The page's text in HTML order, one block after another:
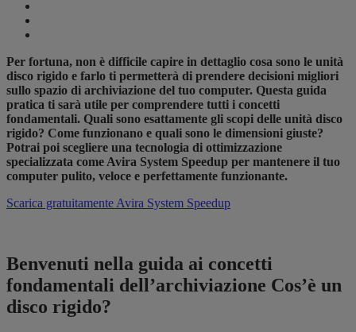
Per fortuna, non è difficile capire in dettaglio cosa sono le unità
disco rigido e farlo ti permetterà di prendere decisioni migliori
sullo spazio di archiviazione del tuo computer. Questa guida
pratica ti sarà utile per comprendere tutti i concetti
fondamentali. Quali sono esattamente gli scopi delle unità disco
rigido? Come funzionano e quali sono le dimensioni giuste?
Potrai poi scegliere una tecnologia di ottimizzazione
specializzata come Avira System Speedup per mantenere il tuo
computer pulito, veloce e perfettamente funzionante.
Scarica gratuitamente Avira System Speedup
Benvenuti nella guida ai concetti
fondamentali dell’archiviazione Cos’è un
disco rigido?